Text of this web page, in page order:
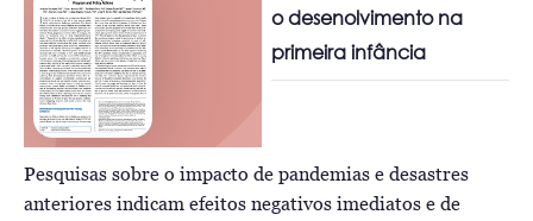
o desenolvimento na
primeira infância
Pesquisas sobre o impacto de pandemias e desastres
anteriores indicam efeitos negativos imediatos e de